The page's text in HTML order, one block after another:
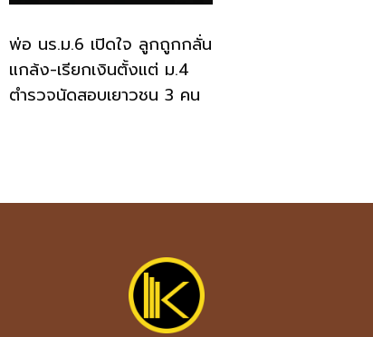
พ่อ นร.ม.6 เปิดใจ ลูกถูกกลั่น
แกล้ง-เรียกเงินตั้งแต่ ม.4
ตำรวจนัดสอบเยาวชน 3 คน